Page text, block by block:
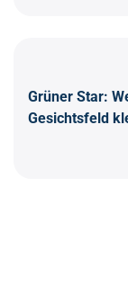
Grüner Star:
Gesichtsfeld